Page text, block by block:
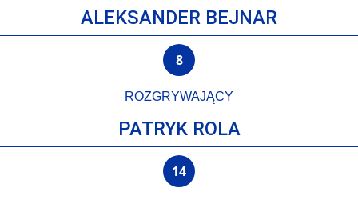
ALEKSANDER BEJNAR
PATRYK ROLA
ROZGRYWAJĄCY
8
14